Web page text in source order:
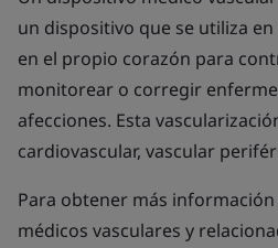
un dispositivo que se utiliza
en el propio corazón para
monitorear o corregir
afecciones. Esta
cardiovascular, vascular
Para obtener más
médicos vasculares y